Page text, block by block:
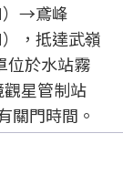
）→鳶峰
，抵達武嶺
位於水站霧
星管制站
關門時間。